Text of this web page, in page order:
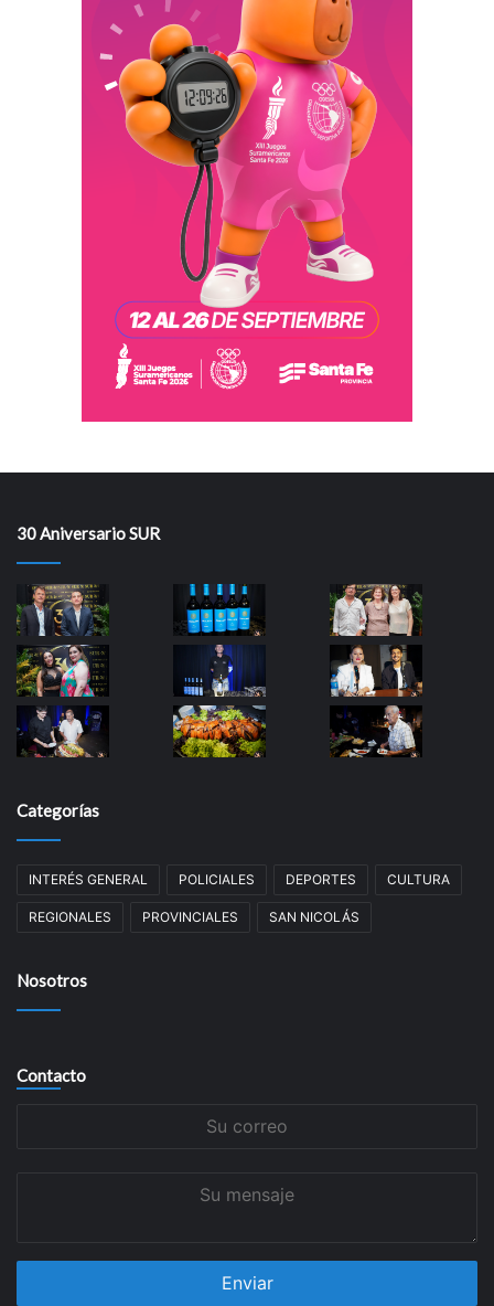
30 Aniversario SUR
Categorías
INTERÉS GENERAL POLICIALES DEPORTES CULTURA
REGIONALES PROVINCIALES SAN NICOLÁS
Nosotros
Contacto